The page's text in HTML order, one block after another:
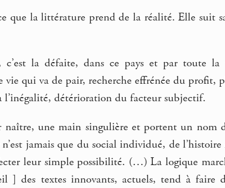
que la littérature prend de la réalité. Elle suit
la défaite, dans ce pays et par toute
vie qui va de pair, recherche effrénée du profit,
détérioration du facteur subjectif.
naître, une main singulière et portent un nom
jamais que du social individué, de l’histoire
leur simple possibilité. (…) La logique
] des textes innovants, actuels, tend à